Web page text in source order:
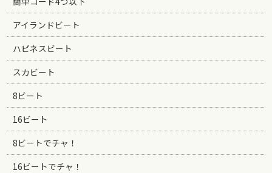
アイランドビート
ハピネスビート
スカビート
8ビート
16ビート
8ビートでチャ！
16ビートでチャ！